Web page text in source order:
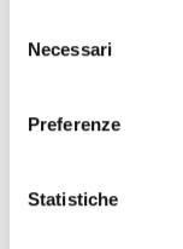
delNecessari
Preferenze
Statistiche
Emilia
realizzazione